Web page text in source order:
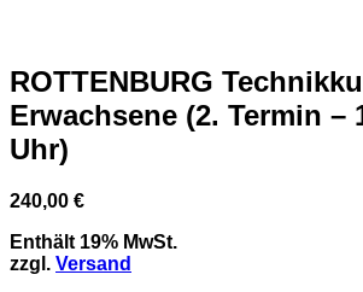
ROTTENBURG
Erwachsene (2. Termin –
Uhr)
240,00 €
Enthält 19% MwSt.
zzgl. Versand